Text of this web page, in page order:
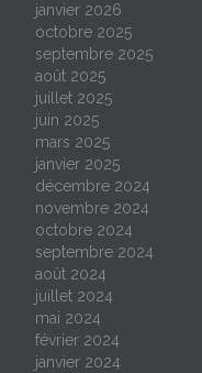
janvier 2026
octobre 2025
septembre 2025
août 2025
juillet 2025
juin 2025
mars 2025
janvier 2025
décembre 2024
novembre 2024
octobre 2024
septembre 2024
août 2024
juillet 2024
mai 2024
février 2024
janvier 2024